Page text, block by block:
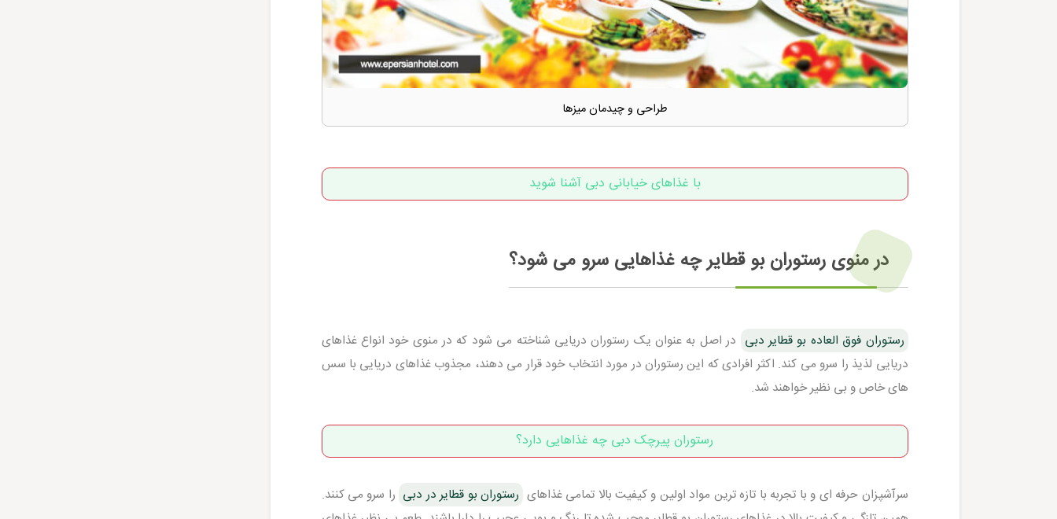
طراحی و چیدمان میزها
با غذاهای خیابانی دبی آشنا شوید
در منوی رستوران بو قطایر چه غذاهایی سرو می شود؟
رستوران فوق العاده بو قطایر دبی در اصل به عنوان یک رستوران دریایی شناخته می شود که در منوی خود انواع غذاهای
دریایی لذیذ را سرو می کند. اکثر افرادی که این رستوران در مورد انتخاب خود قرار می دهند، مجذوب غذاهای دریایی با سس
های خاص و بی نظیر خواهند شد.
رستوران پیرچک دبی چه غذاهایی دارد؟
سرآشپزان حرفه ای و با تجربه با تازه ترین مواد اولین و کیفیت بالا تمامی غذاهای رستوران بو قطایر در دبی را سرو می کنند.